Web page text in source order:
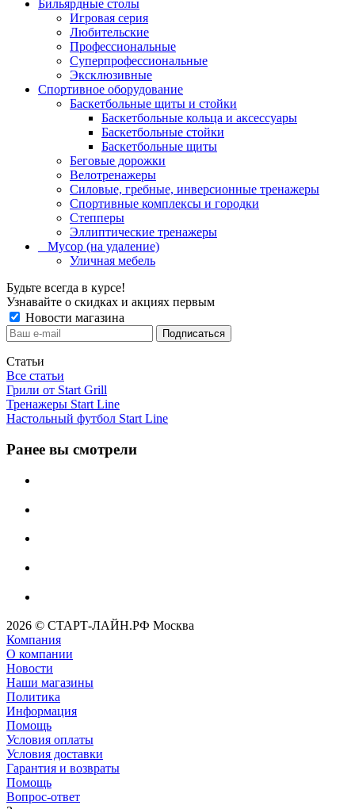
Бильярдные столы
Игровая серия
Любительские
Профессиональные
Суперпрофессиональные
Эксклюзивные
Спортивное оборудование
Баскетбольные щиты и стойки
Баскетбольные кольца и аксессуары
Баскетбольные стойки
Баскетбольные щиты
Беговые дорожки
Велотренажеры
Силовые, гребные, инверсионные тренажеры
Спортивные комплексы и городки
Степперы
Эллиптические тренажеры
_ Мусор (на удаление)
Уличная мебель
Будьте всегда в курсе!
Узнавайте о скидках и акциях первым
Новости магазина
Статьи
Все статьи
Грили от Start Grill
Тренажеры Start Line
Настольный футбол Start Line
Ранее вы смотрели
2026 © СТАРТ-ЛАЙН.РФ Москва
Компания
О компании
Новости
Наши магазины
Политика
Информация
Помощь
Условия оплаты
Условия доставки
Гарантия и возвраты
Помощь
Вопрос-ответ